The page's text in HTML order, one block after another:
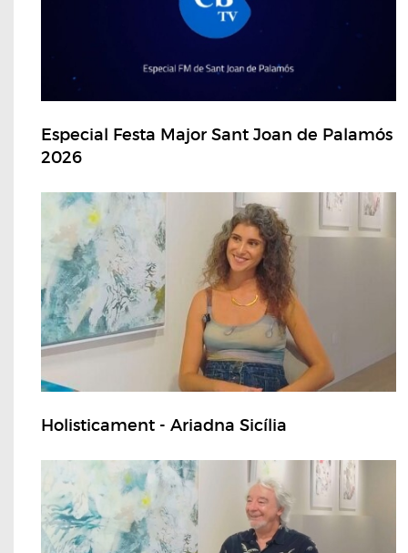
Especial Festa Major Sant Joan de Palamós
2026
Holisticament - Ariadna Sicília